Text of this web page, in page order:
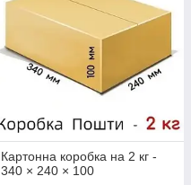
Картонна коробка на 2 кг -
340 × 240 × 100